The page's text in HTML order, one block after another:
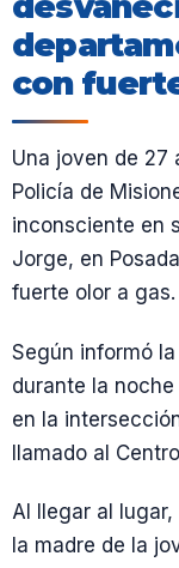
con
Una joven de 27
Policía de
inconsciente en
Jorge, en
fuerte olor a gas.
Según informó
durante la
en la
llamado al
Al llegar al
la madre de la